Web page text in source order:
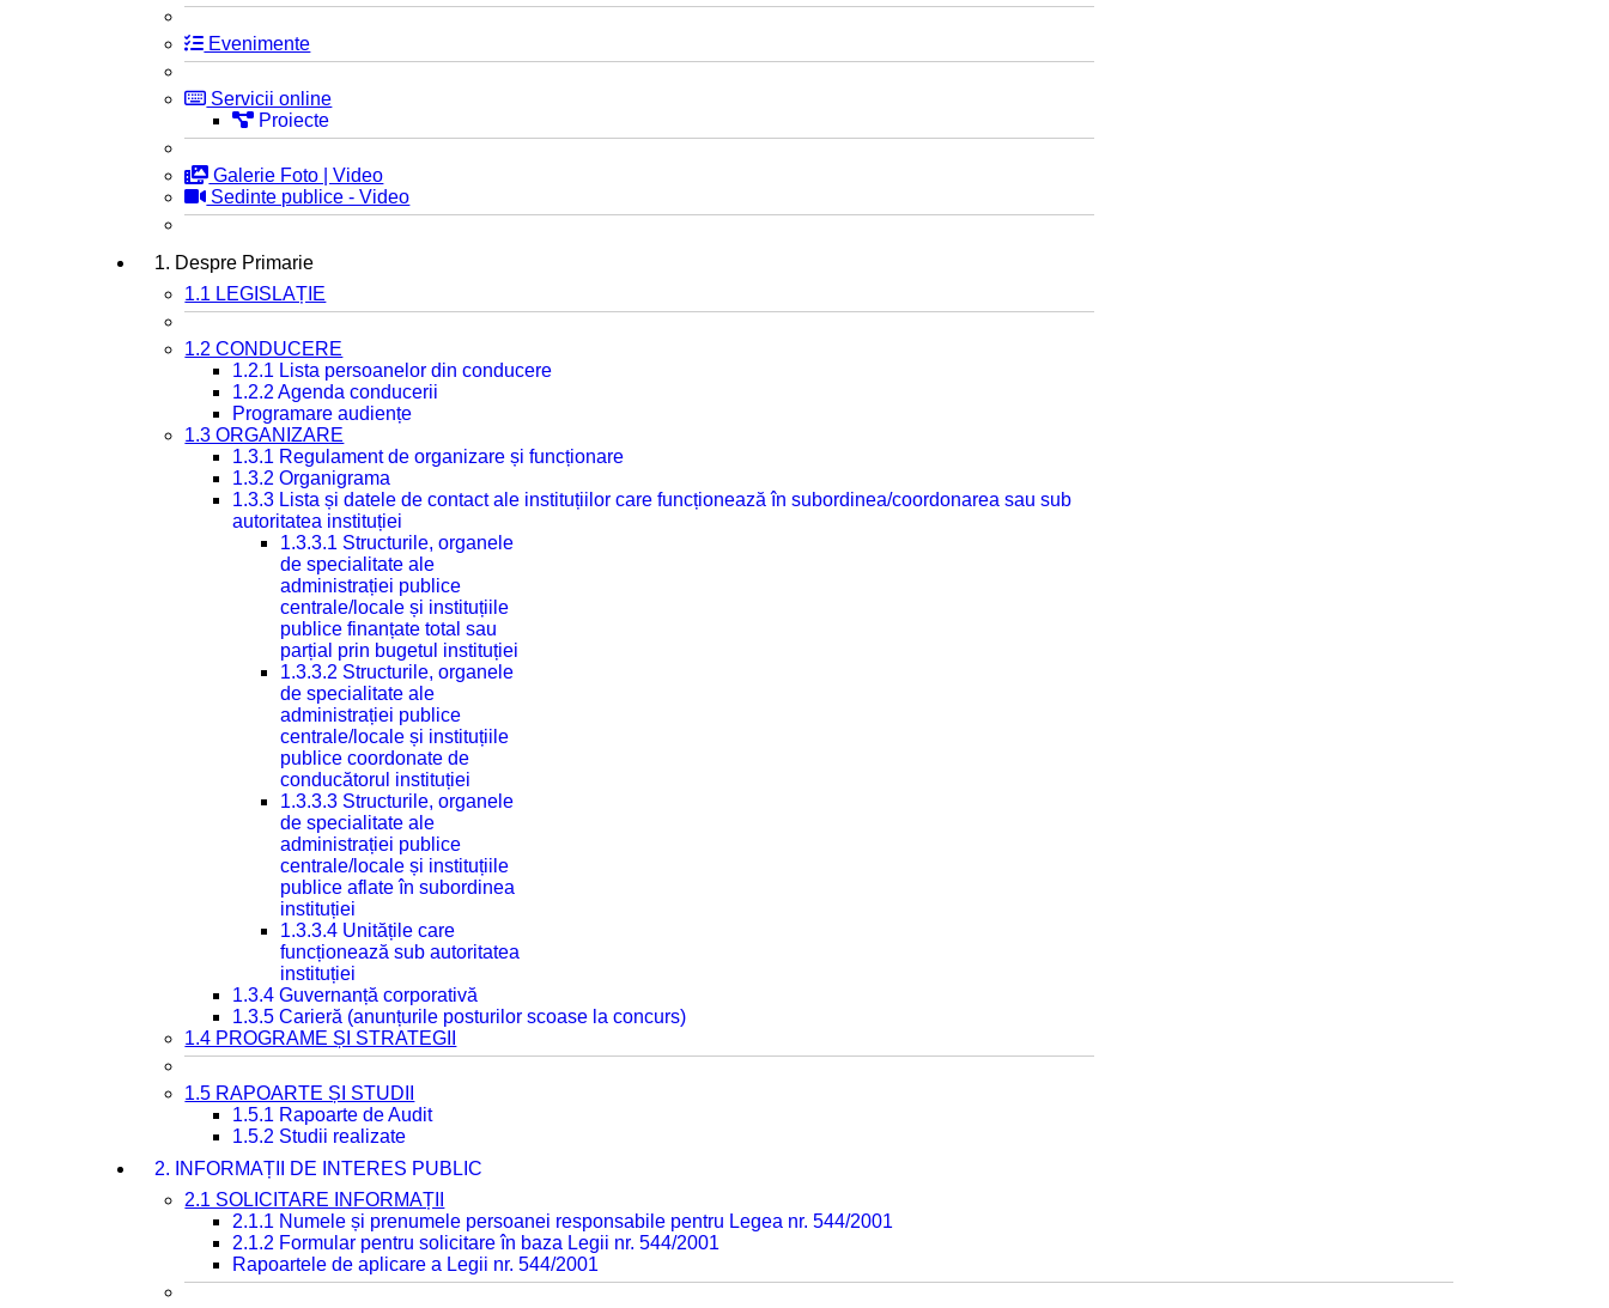
Evenimente
Servicii online
Proiecte
Galerie Foto | Video
Sedinte publice - Video
1. Despre Primarie
1.1 LEGISLAȚIE
1.2 CONDUCERE
1.2.1 Lista persoanelor din conducere
1.2.2 Agenda conducerii
Programare audiențe
1.3 ORGANIZARE
1.3.1 Regulament de organizare și funcționare
1.3.2 Organigrama
1.3.3 Lista și datele de contact ale instituțiilor care funcționează în subordinea/coordonarea sau sub
autoritatea instituției
1.3.3.1 Structurile, organele
de specialitate ale
administrației publice
centrale/locale și instituțiile
publice finanțate total sau
parțial prin bugetul instituției
1.3.3.2 Structurile, organele
de specialitate ale
administrației publice
centrale/locale și instituțiile
publice coordonate de
conducătorul instituției
1.3.3.3 Structurile, organele
de specialitate ale
administrației publice
centrale/locale și instituțiile
publice aflate în subordinea
instituției
1.3.3.4 Unitățile care
funcționează sub autoritatea
instituției
1.3.4 Guvernanță corporativă
1.3.5 Carieră (anunțurile posturilor scoase la concurs)
1.4 PROGRAME ȘI STRATEGII
1.5 RAPOARTE ȘI STUDII
1.5.1 Rapoarte de Audit
1.5.2 Studii realizate
2. INFORMAȚII DE INTERES PUBLIC
2.1 SOLICITARE INFORMAȚII
2.1.1 Numele și prenumele persoanei responsabile pentru Legea nr. 544/2001
2.1.2 Formular pentru solicitare în baza Legii nr. 544/2001
Rapoartele de aplicare a Legii nr. 544/2001